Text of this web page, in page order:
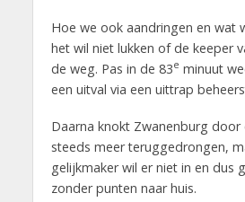
Hoe we ook aandringen en wat
het wil niet lukken of de keeper
de weg. Pas in de 83e minuut
een uitval via een uittrap
Daarna knokt Zwanenburg door
steeds meer teruggedrongen,
gelijkmaker wil er niet in en dus
zonder punten naar huis.